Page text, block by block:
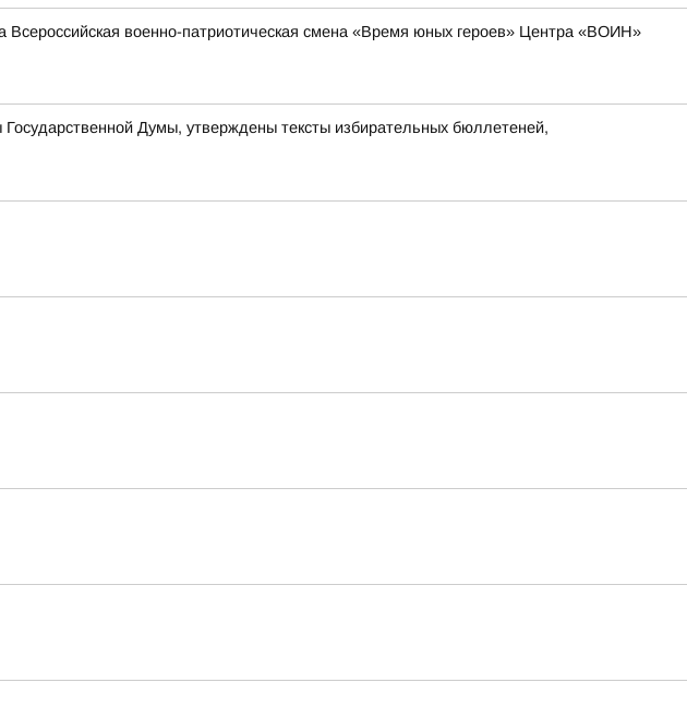
Всероссийская военно-патриотическая смена «Время юных героев» Центра «ВОИН»
Думы, утверждены тексты избирательных бюллетеней,